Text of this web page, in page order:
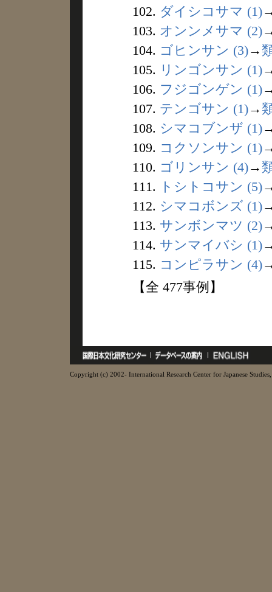
102. ダイシコサマ (1)
103. オンンメサマ (2)
104. ゴヒンサン (3)→
105. リンゴンサン (1)
106. フジゴンゲン (1)
107. テンゴサン (1)→
108. シマコブンザ (1)
109. コクソンサン (1)
110. ゴリンサン (4)→
111.
トシトコサン (5)
112. シマコボンズ (1)
113. サンボンマツ (2)
114. サンマイバシ (1)
115. コンピラサン (4)
【全 477事例】
Copyright (c) 2002- International Research Center for Japanese